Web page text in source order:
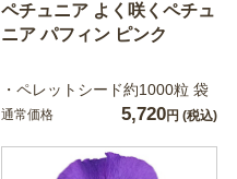
ペチュニア よく咲くペチュ
ニア パフィン ピンク
・ペレットシード約1000粒 袋
通常価格 5,720円 (税込)